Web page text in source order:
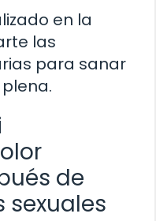
en la
las
para sanar
de
sexuales